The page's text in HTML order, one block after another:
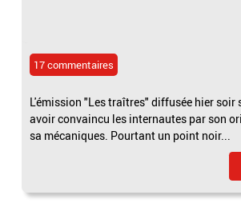
17 commentaires
L'émission "Les traîtres" diffusée hier soir
avoir convaincu les internautes par son
sa mécaniques. Pourtant un point noir...